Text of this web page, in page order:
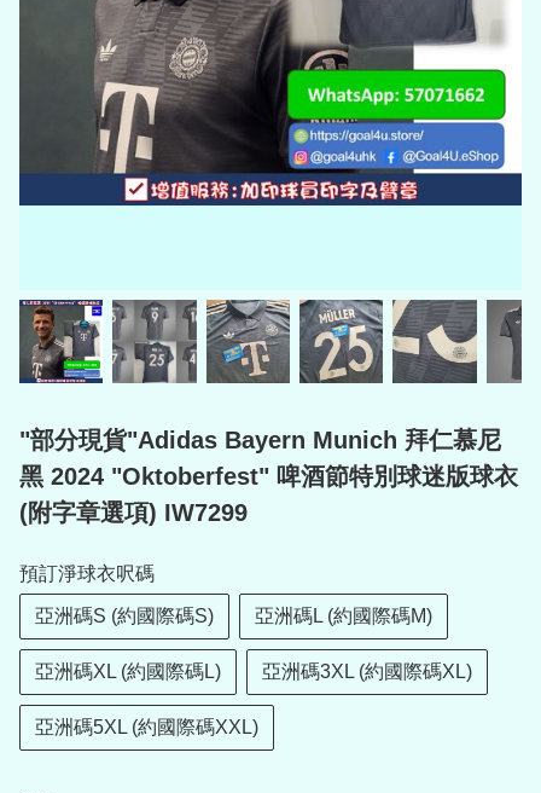
"部分現貨"Adidas Bayern Munich 拜仁慕尼
黑 2024 "Oktoberfest" 啤酒節特別球迷版球衣
(附字章選項) IW7299
預訂淨球衣呎碼
亞洲碼S (約國際碼S) 亞洲碼L (約國際碼M)
亞洲碼XL (約國際碼L) 亞洲碼3XL (約國際碼XL)
亞洲碼5XL (約國際碼XXL)